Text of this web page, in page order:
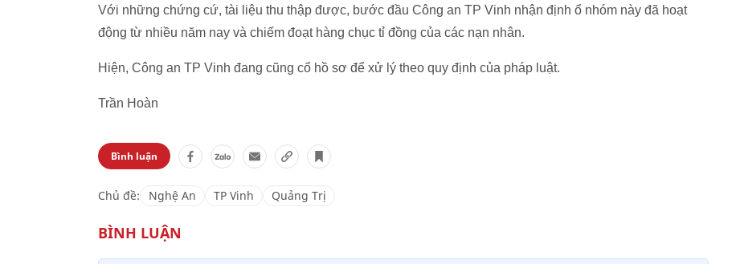
Với những chứng cứ, tài liệu thu thập được, bước đầu Công an TP Vinh nhận định ổ nhóm này đã hoạt
động từ nhiều năm nay và chiếm đoạt hàng chục tỉ đồng của các nạn nhân.
Hiện, Công an TP Vinh đang cũng cố hồ sơ để xử lý theo quy định của pháp luật.
Trần Hoàn
Bình luận
Chủ đề: Nghệ An TP Vinh Quảng Trị